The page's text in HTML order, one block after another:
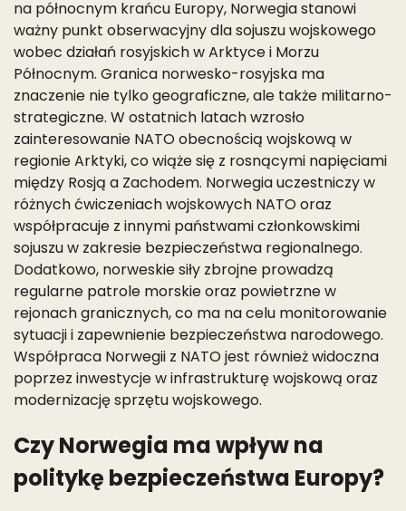
na północnym krańcu Europy, Norwegia stanowi
ważny punkt obserwacyjny dla sojuszu wojskowego
wobec działań rosyjskich w Arktyce i Morzu
Północnym. Granica norwesko-rosyjska ma
znaczenie nie tylko geograficzne, ale także militarno-
strategiczne. W ostatnich latach wzrosło
zainteresowanie NATO obecnością wojskową w
regionie Arktyki, co wiąże się z rosnącymi napięciami
między Rosją a Zachodem. Norwegia uczestniczy w
różnych ćwiczeniach wojskowych NATO oraz
współpracuje z innymi państwami członkowskimi
sojuszu w zakresie bezpieczeństwa regionalnego.
Dodatkowo, norweskie siły zbrojne prowadzą
regularne patrole morskie oraz powietrzne w
rejonach granicznych, co ma na celu monitorowanie
sytuacji i zapewnienie bezpieczeństwa narodowego.
Współpraca Norwegii z NATO jest również widoczna
poprzez inwestycje w infrastrukturę wojskową oraz
modernizację sprzętu wojskowego.
Czy Norwegia ma wpływ na
politykę bezpieczeństwa Europy?